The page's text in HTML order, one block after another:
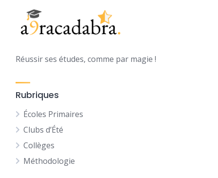
Réussir ses études, comme par magie !
Rubriques
Écoles Primaires
Clubs d’Été
Collèges
Méthodologie